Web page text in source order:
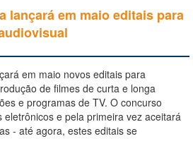
lançará em maio editais para
em maio novos editais para
de filmes de curta e longa
e programas de TV. O concurso
e pela primeira vez aceitará
- até agora, estes editais se